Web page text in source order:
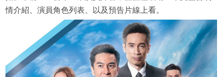
情介紹、演員角色列表、以及預告片線上看。